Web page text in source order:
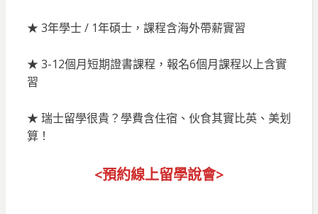
★ 3年學士 / 1年碩士，課程含海外帶薪實習
★ 3-12個月短期證書課程，報名6個月課程以上含實
習
★ 瑞士留學很貴？學費含住宿、伙食其實比英、美划
算！
<預約線上留學說會>